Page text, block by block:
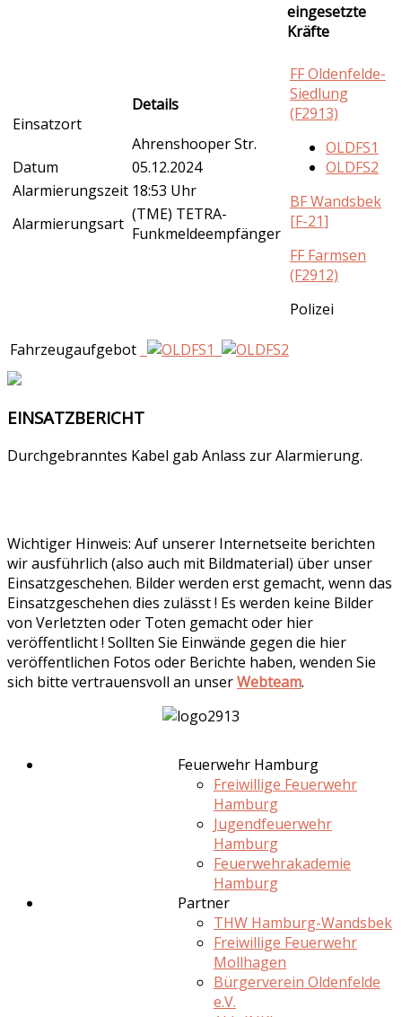
Einsatzort
Details
Ahrenshooper Str.
Datum
05.12.2024
Alarmierungszeit 18:53 Uhr
Alarmierungsart (TME) TETRA-
Funkmeldeempfänger
eingesetzte
Kräfte
FF Oldenfelde-
Siedlung
(F2913)
OLDFS1
OLDFS2
BF Wandsbek
[F-21]
FF Farmsen
(F2912)
Polizei
Fahrzeugaufgebot
EINSATZBERICHT
Durchgebranntes Kabel gab Anlass zur Alarmierung.
Wichtiger Hinweis: Auf unserer Internetseite berichten
wir ausführlich (also auch mit Bildmaterial) über unser
Einsatzgeschehen. Bilder werden erst gemacht, wenn das
Einsatzgeschehen dies zulässt ! Es werden keine Bilder
von Verletzten oder Toten gemacht oder hier
veröffentlicht ! Sollten Sie Einwände gegen die hier
veröffentlichen Fotos oder Berichte haben, wenden Sie
sich bitte vertrauensvoll an unserWebteam.
Feuerwehr Hamburg
Freiwillige Feuerwehr
Hamburg
Jugendfeuerwehr
Hamburg
Feuerwehrakademie
Hamburg
Partner
THW Hamburg-Wandsbek
Freiwillige Feuerwehr
Mollhagen
Bürgerverein Oldenfelde
e.V.